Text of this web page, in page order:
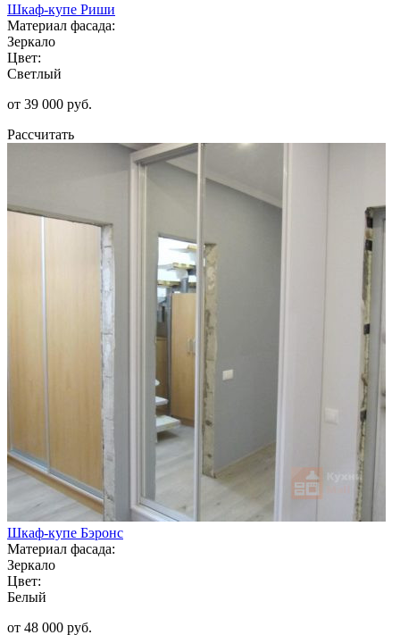
Шкаф-купе Риши
Материал фасада:
Зеркало
Цвет:
Светлый
от 39 000 руб.
Рассчитать
Шкаф-купе Бэронс
Материал фасада:
Зеркало
Цвет:
Белый
от 48 000 руб.